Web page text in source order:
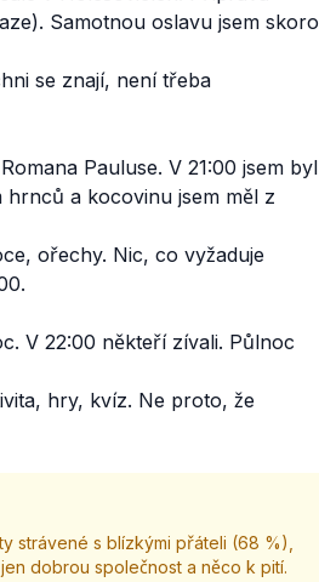
Samotnou oslavu jsem skoro
se znají, není třeba
Pauluse. V 21:00 jsem byl
hrnců a kocovinu jsem měl z
ořechy. Nic, co vyžaduje
V 22:00 někteří zívali. Půlnoc
hry, kvíz. Ne proto, že
strávené s blízkými přáteli (68 %),
dobrou společnost a něco k pití.